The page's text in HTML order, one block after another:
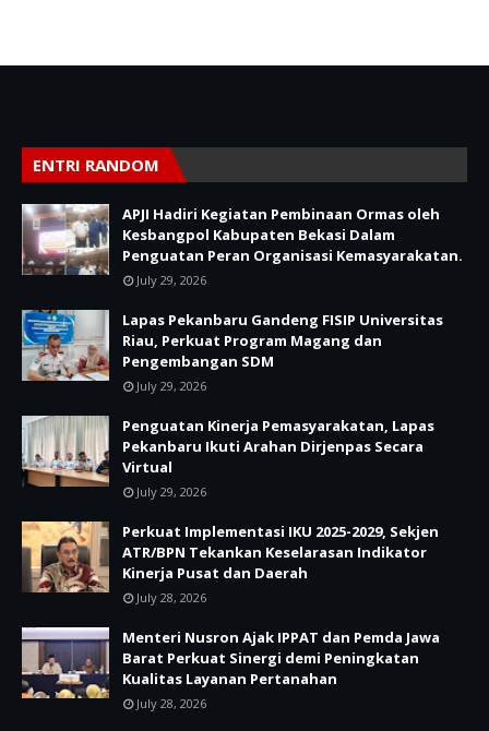
ENTRI RANDOM
APJI Hadiri Kegiatan Pembinaan Ormas oleh
Kesbangpol Kabupaten Bekasi Dalam
Penguatan Peran Organisasi Kemasyarakatan.
July 29, 2026
Lapas Pekanbaru Gandeng FISIP Universitas
Riau, Perkuat Program Magang dan
Pengembangan SDM
July 29, 2026
Penguatan Kinerja Pemasyarakatan, Lapas
Pekanbaru Ikuti Arahan Dirjenpas Secara
Virtual
July 29, 2026
Perkuat Implementasi IKU 2025-2029, Sekjen
ATR/BPN Tekankan Keselarasan Indikator
Kinerja Pusat dan Daerah
July 28, 2026
Menteri Nusron Ajak IPPAT dan Pemda Jawa
Barat Perkuat Sinergi demi Peningkatan
Kualitas Layanan Pertanahan
July 28, 2026